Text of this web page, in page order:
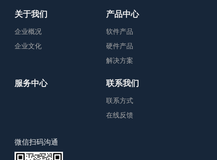
关于我们
企业概况
企业文化
产品中心
软件产品
硬件产品
解决方案
服务中心 联系我们
联系方式
在线反馈
微信扫码沟通